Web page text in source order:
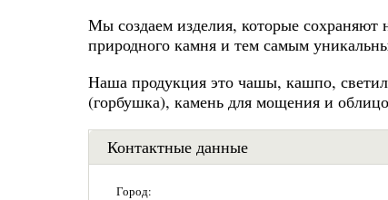
Мы создаем изделия, которые
природного камня и тем самым
Наша продукция это чашы, кашпо,
(горбушка), камень для мощения и
Контактные данные
Город: